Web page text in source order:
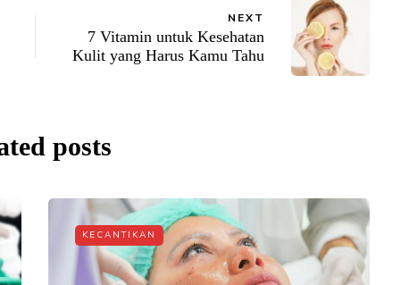
NEXT
7 Vitamin untuk Kesehatan
Kulit yang Harus Kamu Tahu
posts
KECANTIKAN